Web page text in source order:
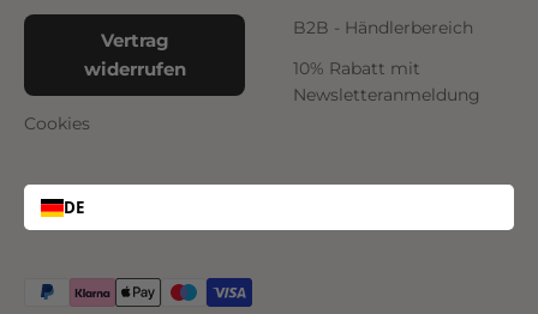
Vertrag
widerrufen
Cookies
B2B - Händlerbereich
10% Rabatt mit
Newsletteranmeldung
DE